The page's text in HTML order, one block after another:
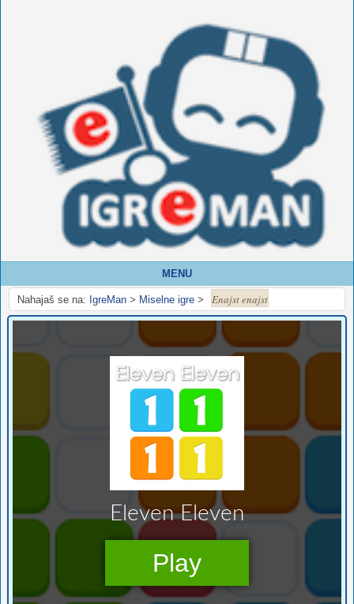
MENU
Nahajaš se na: IgreMan > Miselne igre > Enajst enajst